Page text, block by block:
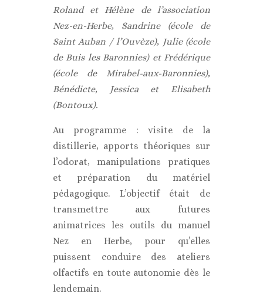
Roland et Hélène de l’association
Nez-en-Herbe, Sandrine (école de
Saint Auban / l’Ouvèze), Julie (école
de Buis les Baronnies) et Frédérique
(école de Mirabel-aux-Baronnies),
Bénédicte, Jessica et Elisabeth
(Bontoux).
Au programme : visite de la
distillerie, apports théoriques sur
l’odorat, manipulations pratiques
et préparation du matériel
pédagogique. L’objectif était de
transmettre aux futures
animatrices les outils du manuel
Nez en Herbe, pour qu’elles
puissent conduire des ateliers
olfactifs en toute autonomie dès le
lendemain.